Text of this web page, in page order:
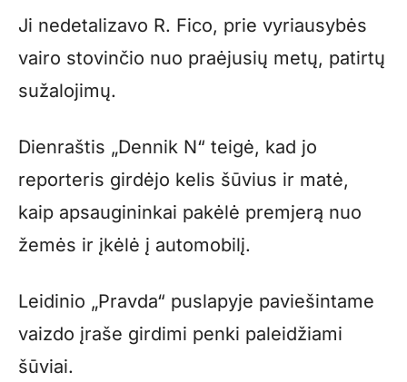
Ji nedetalizavo R. Fico, prie vyriausybės
vairo stovinčio nuo praėjusių metų, patirtų
sužalojimų.
Dienraštis „Dennik N“ teigė, kad jo
reporteris girdėjo kelis šūvius ir matė,
kaip apsaugininkai pakėlė premjerą nuo
žemės ir įkėlė į automobilį.
Leidinio „Pravda“ puslapyje paviešintame
vaizdo įraše girdimi penki paleidžiami
šūviai.